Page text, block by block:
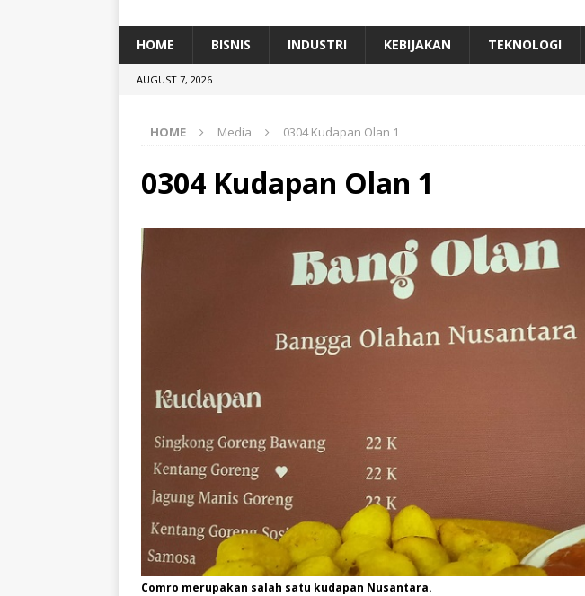
[ July 11, 2026 ] Dari Limbah ke Pakan Lele, Ini Inovasi Mikroalga Prof Astri
HOME BISNIS INDUSTRI KEBIJAKAN TEKNOLOGI
AUGUST 7, 2026
HOME Media 0304 Kudapan Olan 1
0304 Kudapan Olan 1
Comro merupakan salah satu kudapan Nusantara.